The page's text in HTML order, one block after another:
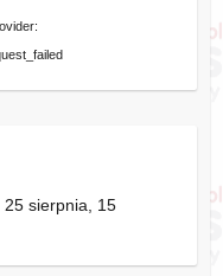
sierpnia, 15